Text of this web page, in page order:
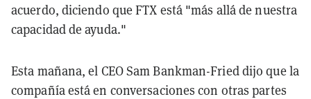
acuerdo, diciendo que FTX está "más allá de nuestra
capacidad de ayuda."
Esta mañana, el CEO Sam Bankman-Fried dijo que la
compañía está en conversaciones con otras partes